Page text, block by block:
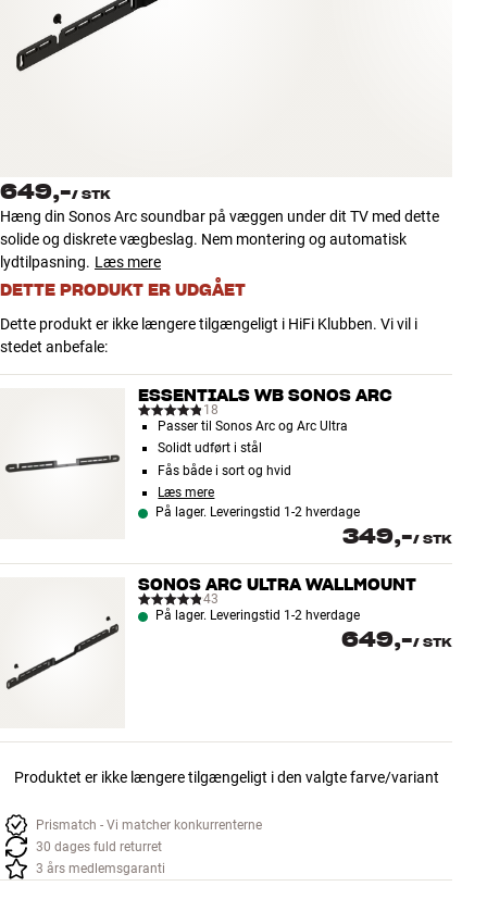
Tilbehør
TILBUD
Find Butik
Kundeservice
Log ind
649,-/ STK
Hæng din Sonos Arc soundbar på væggen under dit TV med dette
solide og diskrete vægbeslag. Nem montering og automatisk
lydtilpasning. Læs mere
DETTE PRODUKT ER UDGÅET
Dette produkt er ikke længere tilgængeligt i HiFi Klubben. Vi vil i
stedet anbefale:
ESSENTIALS WB SONOS ARC
18
Passer til Sonos Arc og Arc Ultra
Solidt udført i stål
Fås både i sort og hvid
Læs mere
På lager. Leveringstid 1-2 hverdage
349,-/ STK
SONOS ARC ULTRA WALLMOUNT
43
På lager. Leveringstid 1-2 hverdage
649,-/ STK
Produktet er ikke længere tilgængeligt i den valgte farve/variant
Prismatch - Vi matcher konkurrenterne
30 dages fuld returret
3 års medlemsgaranti